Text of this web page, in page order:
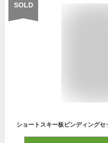
SOLD
ショートスキー板ビンディング